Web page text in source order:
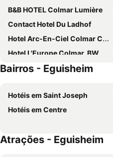
B&B HOTEL Colmar Lumière
Contact Hotel Du Ladhof
Hotel Arc-En-Ciel Colmar Contact Hotel
Hotel L'Europe Colmar, BW Signature Collection
Hôtel le Saint Nicolas
Campanile NATURE - Colmar Parc des Exposition
The Originals City, Hôtel Colmar Gare
B&B HOTEL Colmar Liberté
Bairros - Eguisheim
Hotéis em Saint Joseph
Hotéis em Centre
Atrações - Eguisheim